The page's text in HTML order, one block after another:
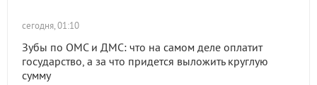
сегодня, 01:10
Зубы по ОМС и ДМС: что на самом деле оплатит
государство, а за что придется выложить круглую
сумму